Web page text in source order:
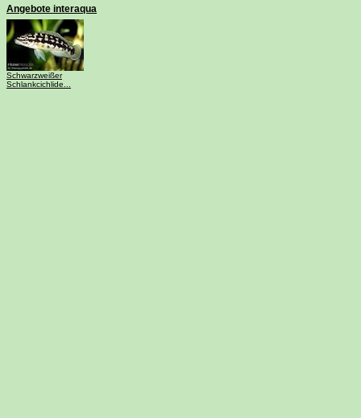
Angebote interaqua
Schwarzweißer
Schlankcichlide...